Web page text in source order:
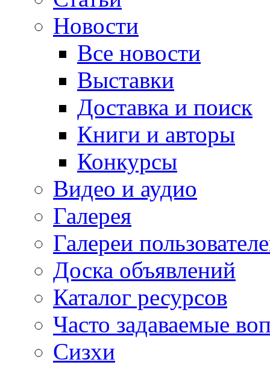
Новости
Все новости
Выставки
Доставка и поиск
Книги и авторы
Конкурсы
Видео и аудио
Галерея
Галереи
Доска объявлений
Каталог ресурсов
Часто задаваемые
Сизхи